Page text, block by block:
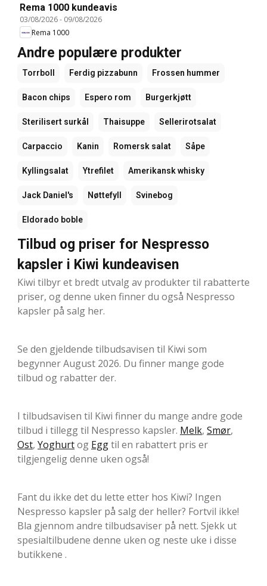
Rema 1000 kundeavis
03/08/2026- 09/08/2026
Rema 1000
Andre populære produkter
Torrboll Ferdig pizzabunn Frossen hummer
Bacon chips Espero rom Burgerkjøtt
Sterilisert surkål Thaisuppe Sellerirotsalat
Carpaccio Kanin Romersk salat Såpe
Kyllingsalat Ytrefilet Amerikansk whisky
Jack Daniel's Nøttefyll Svinebog
Eldorado boble
Tilbud og priser for Nespresso
kapsler i Kiwi kundeavisen
Kiwi tilbyr et bredt utvalg av produkter til rabatterte
priser, og denne uken finner du også Nespresso
kapsler på salg her.
Se den gjeldende tilbudsavisen til Kiwi som
begynner August 2026. Du finner mange gode
tilbud og rabatter der.
I tilbudsavisen til Kiwi finner du mange andre gode
tilbud i tillegg til Nespresso kapsler. Melk, Smør,
Ost, Yoghurtog Eggtil en rabattert pris er
tilgjengelig denne uken også!
Fant du ikke det du lette etter hos Kiwi? Ingen
Nespresso kapsler på salg der heller? Fortvil ikke!
Bla gjennom andre tilbudsaviser på nett. Sjekk ut
spesialtilbudene denne uken og neste uke i disse
butikkene .